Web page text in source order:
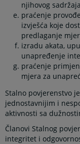
njihovog
praćenje
izvješća koje
predlaganje
izradu akata,
unapređenje
praćenje
mjera za
Stalno povjerenstvo
jednostavnijim i
aktivnosti sa
Članovi Stalnog
integritet i